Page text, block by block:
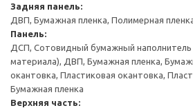
Задняя панель:
ДВП, Бумажная пленка, Полимерная
Панель:
ДСП, Сотовидный бумажный наполнитель
материала), ДВП, Бумажная пленка,
окантовка, Пластиковая окантовка,
Бумажная пленка
Верхняя часть: